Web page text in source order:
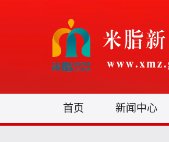
首页 新闻中心